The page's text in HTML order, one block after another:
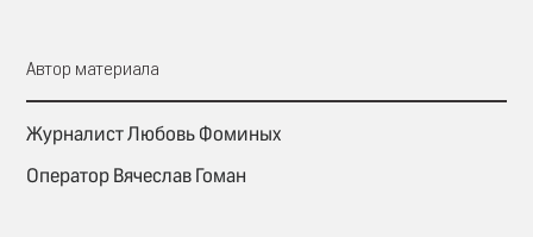
Автор материала
Журналист Любовь Фоминых
Оператор Вячеслав Гоман